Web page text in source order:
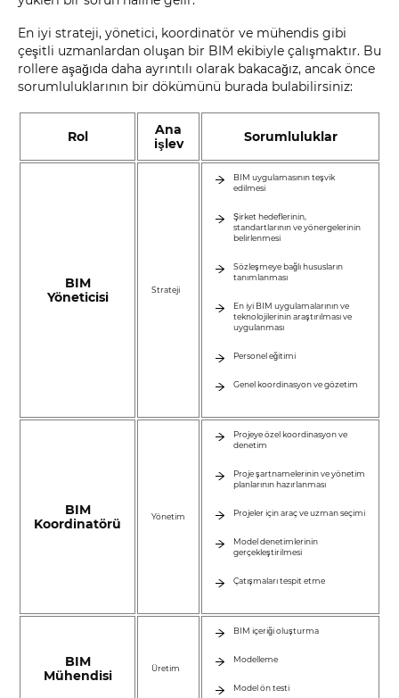
En iyi strateji, yönetici, koordinatör ve mühendis gibi
çeşitli uzmanlardan oluşan bir BIM ekibiyle çalışmaktır. Bu
rollere aşağıda daha ayrıntılı olarak bakacağız, ancak önce
sorumluluklarının bir dökümünü burada bulabilirsiniz:
Rol
Ana
işlev
Sorumluluklar
BIM
Yöneticisi
Strateji
BIM uygulamasının teşvik
edilmesi
Şirket hedeflerinin,
standartlarının ve yönergelerinin
belirlenmesi
Sözleşmeye bağlı hususların
tanımlanması
En iyi BIM uygulamalarının ve
teknolojilerinin araştırılması ve
uygulanması
Personel eğitimi
Genel koordinasyon ve gözetim
BIM
Koordinatörü
Yönetim
Projeye özel koordinasyon ve
denetim
Proje şartnamelerinin ve yönetim
planlarının hazırlanması
Projeler için araç ve uzman seçimi
Model denetimlerinin
gerçekleştirilmesi
Çatışmaları tespit etme
BIM
Mühendisi
Üretim
BIM içeriği oluşturma
Modelleme
Model ön testi